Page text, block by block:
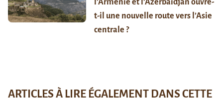
l’Arménie et l’Azerbaïdjan ouvre-
t-il une nouvelle route vers l’Asie
centrale ?
ARTICLES À LIRE ÉGALEMENT DANS CETTE